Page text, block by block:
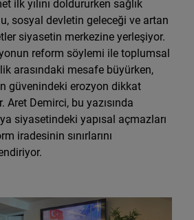
ilk yılını doldururken sağlık
sosyal devletin geleceği ve artan
siyasetin merkezine yerleşiyor.
reform söylemi ile toplumsal
arasındaki mesafe büyürken,
güvenindeki erozyon dikkat
Aret Demirci, bu yazısında
siyasetindeki yapısal açmazları
iradesinin sınırlarını